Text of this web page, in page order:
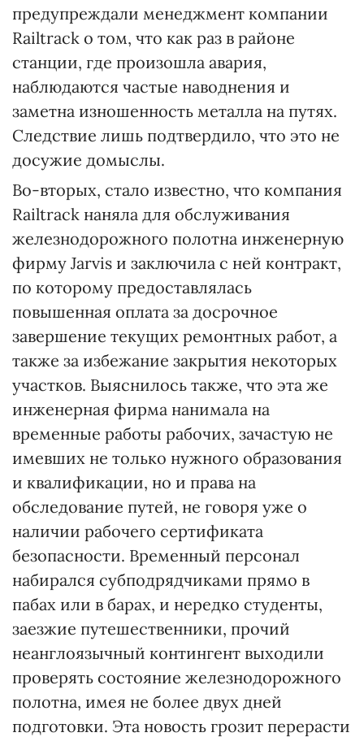
предупреждали менеджмент компании
Railtrack о том, что как раз в районе
станции, где произошла авария,
наблюдаются частые наводнения и
заметна изношенность металла на путях.
Следствие лишь подтвердило, что это не
досужие домыслы.
Во-вторых, стало известно, что компания
Railtrack наняла для обслуживания
железнодорожного полотна инженерную
фирму Jarvis и заключила с ней контракт,
по которому предоставлялась
повышенная оплата за досрочное
завершение текущих ремонтных работ, а
также за избежание закрытия некоторых
участков. Выяснилось также, что эта же
инженерная фирма нанимала на
временные работы рабочих, зачастую не
имевших не только нужного образования
и квалификации, но и права на
обследование путей, не говоря уже о
наличии рабочего сертификата
безопасности. Временный персонал
набирался субподрядчиками прямо в
пабах или в барах, и нередко студенты,
заезжие путешественники, прочий
неанглоязычный контингент выходили
проверять состояние железнодорожного
полотна, имея не более двух дней
подготовки. Эта новость грозит перерасти